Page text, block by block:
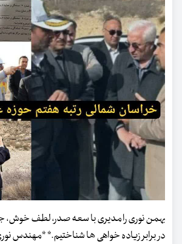
بهمن نوری را مدیری با سعه صدر، لطف خوش،
در برابر زیاده خواهی ها شناختیم.* *مهندس